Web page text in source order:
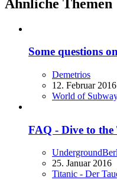
Ähnliche Themen
Some questions
Demetrios
12. Februar 2016
World of
FAQ - Dive to
25. Januar 2016
Titanic - Der